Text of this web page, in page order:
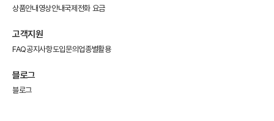
상품안내 영상안내국제전화 요금
고객지원
FAQ공지사항도입문의 업종별활용
블로그
블로그